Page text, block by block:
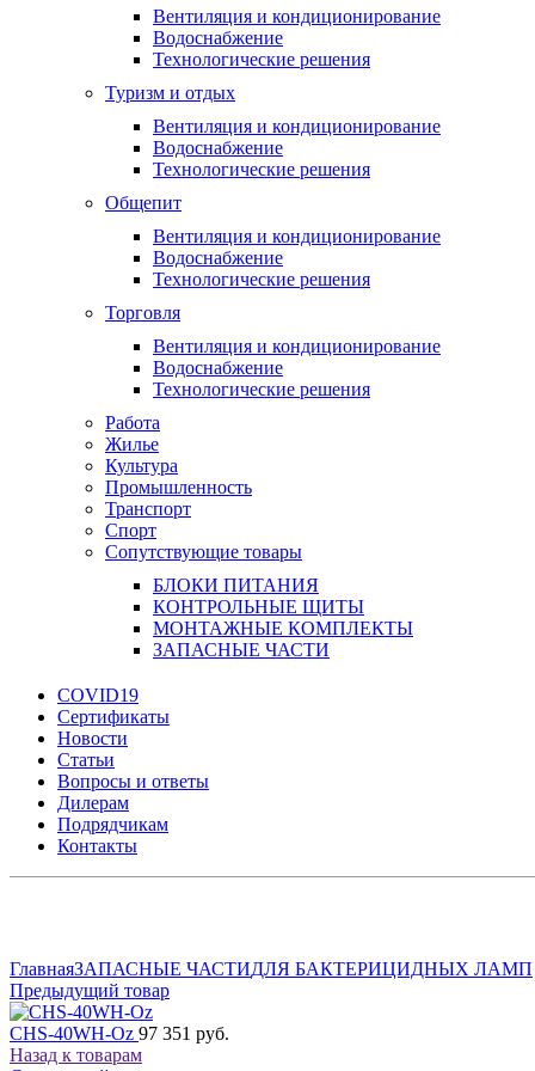
Вентиляция и кондиционирование
Водоснабжение
Технологические решения
Туризм и отдых
Вентиляция и кондиционирование
Водоснабжение
Технологические решения
Общепит
Вентиляция и кондиционирование
Водоснабжение
Технологические решения
Торговля
Вентиляция и кондиционирование
Водоснабжение
Технологические решения
Работа
Жилье
Культура
Промышленность
Транспорт
Спорт
Сопутствующие товары
БЛОКИ ПИТАНИЯ
КОНТРОЛЬНЫЕ ЩИТЫ
МОНТАЖНЫЕ КОМПЛЕКТЫ
ЗАПАСНЫЕ ЧАСТИ
COVID19
Сертификаты
Новости
Статьи
Вопросы и ответы
Дилерам
Подрядчикам
Контакты
ГлавнаяЗАПАСНЫЕ ЧАСТИДЛЯ БАКТЕРИЦИДНЫХ ЛАМП
Предыдущий товар
CHS-40WH-Oz 97 351 руб.
Назад к товарам